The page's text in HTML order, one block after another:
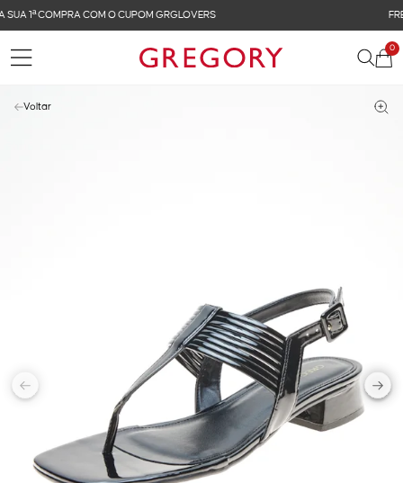
FRETE GRÁTIS NAS COMPRAS ACIMA DE R$ 899
0
Voltar